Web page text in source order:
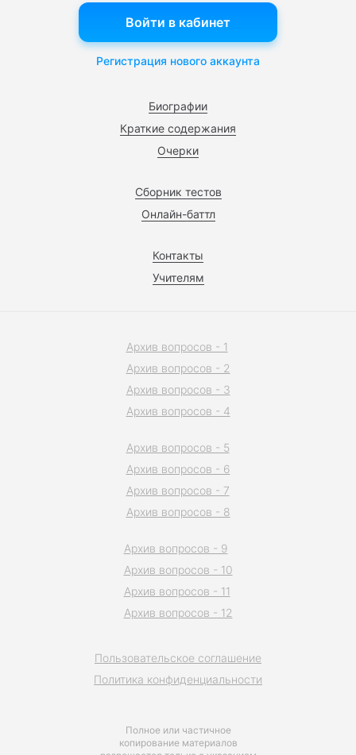
Биографии
Краткие содержания
Очерки
Сборник тестов
Онлайн-баттл
Контакты
Учителям
Войти в кабинет
Регистрация нового аккаунта
Полное или частичное
копирование материалов
Пользовательское соглашение
Политика конфиденциальности
Архив вопросов - 1
Архив вопросов - 2
Архив вопросов - 3
Архив вопросов - 4
Архив вопросов - 5
Архив вопросов - 6
Архив вопросов - 7
Архив вопросов - 8
Архив вопросов - 9
Архив вопросов - 10
Архив вопросов - 11
Архив вопросов - 12